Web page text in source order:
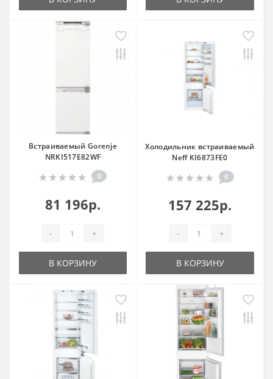
Встраиваемый Gorenje
NRKI517E82WF
0
81 196р.
- +
В КОРЗИНУ
Холодильник встраиваемый
Neff KI6873FE0
0
157 225р.
- +
В КОРЗИНУ